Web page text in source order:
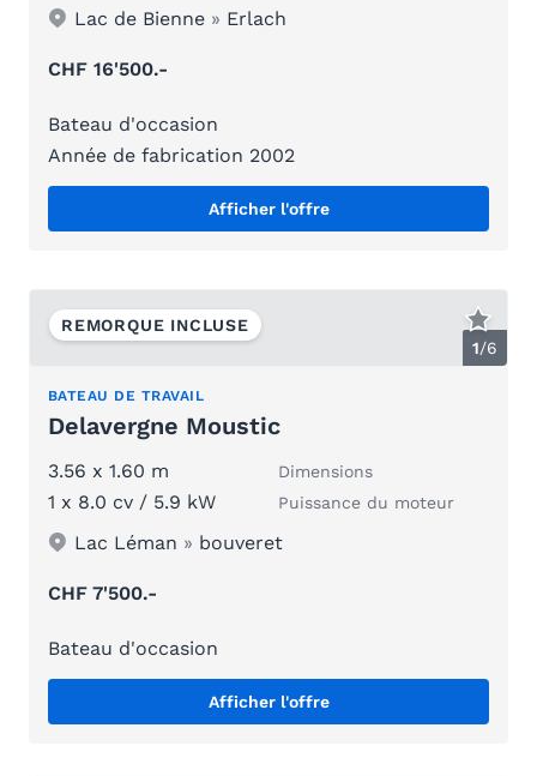
Lac de Bienne » Erlach
CHF 16'500.-
Bateau d'occasion
Année de fabrication 2002
Afficher l'offre
1/6
REMORQUE INCLUSE
BATEAU DE TRAVAIL
Delavergne Moustic
3.56 x 1.60 m Dimensions
1 x 8.0 cv / 5.9 kW Puissance du moteur
Lac Léman » bouveret
CHF 7'500.-
Bateau d'occasion
Afficher l'offre